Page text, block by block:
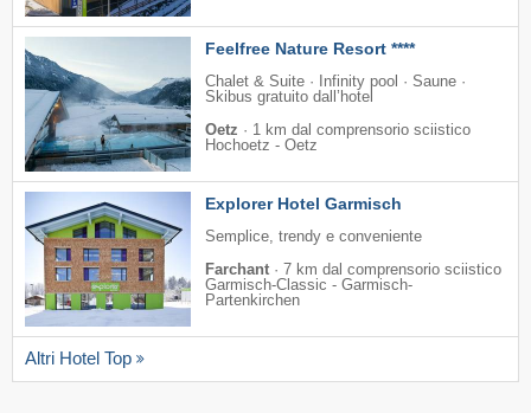
Feelfree Nature Resort ****
Chalet & Suite · Infinity pool · Saune ·
Skibus gratuito dall’hotel
Oetz · 1 km dal comprensorio sciistico
Hochoetz - Oetz
Explorer Hotel Garmisch
Semplice, trendy e conveniente
Farchant · 7 km dal comprensorio sciistico
Garmisch-Classic - Garmisch-
Partenkirchen
Altri Hotel Top